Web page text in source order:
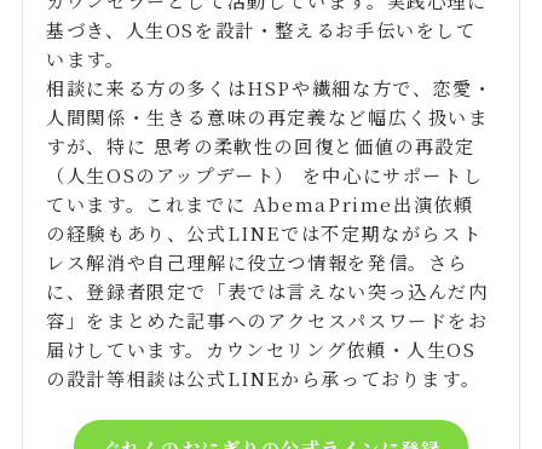
基づき、人生OSを設計・整えるお手伝いをして
います。
相談に来る方の多くはHSPや繊細な方で、恋愛・
人間関係・生きる意味の再定義など幅広く扱いま
すが、特に 思考の柔軟性の回復と価値の再設定
（人生OSのアップデート） を中心にサポートし
ています。これまでに AbemaPrime出演依頼
の経験もあり、公式LINEでは不定期ながらスト
レス解消や自己理解に役立つ情報を発信。さら
に、登録者限定で「表では言えない突っ込んだ内
容」をまとめた記事へのアクセスパスワードをお
届けしています。カウンセリング依頼・人生OS
の設計等相談は公式LINEから承っております。